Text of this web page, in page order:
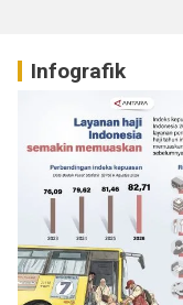
Infografik